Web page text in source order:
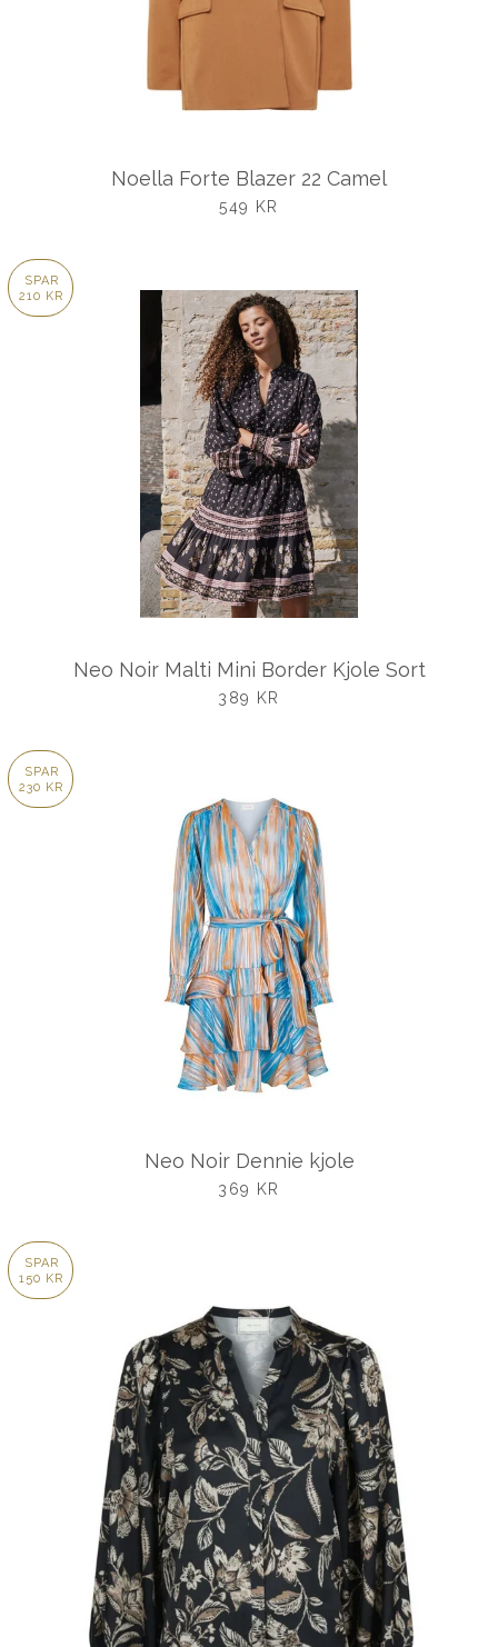
Noella Forte Blazer 22 Camel
UDSALGSPRIS
549 KR
SPAR
210 KR
Neo Noir Malti Mini Border Kjole Sort
UDSALGSPRIS
389 KR
SPAR
230 KR
Neo Noir Dennie kjole
UDSALGSPRIS
369 KR
SPAR
150 KR